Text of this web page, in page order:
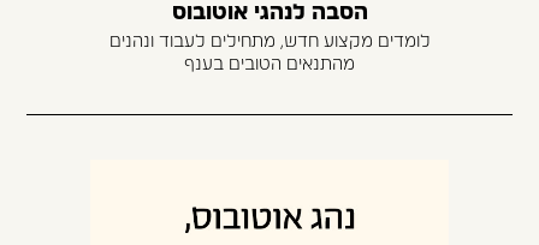
הסבה לנהגי אוטובוס
לומדים מקצוע חדש, מתחילים לעבוד ונהנים
מהתנאים הטובים בענף